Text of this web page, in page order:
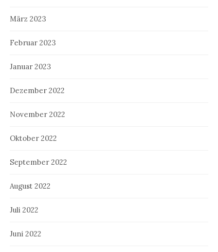
März 2023
Februar 2023
Januar 2023
Dezember 2022
November 2022
Oktober 2022
September 2022
August 2022
Juli 2022
Juni 2022